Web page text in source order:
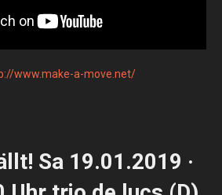
www.make-a-move.net/
Sa 19.01.2019 ·